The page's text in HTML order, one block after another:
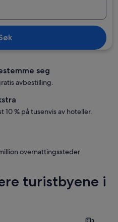
seg
avbestilling.
10 % på tusenvis av hoteller.
overnattingssteder
turistbyene i
Sanremo